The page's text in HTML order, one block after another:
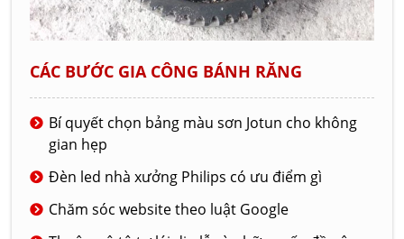
CÁC BƯỚC GIA CÔNG BÁNH RĂNG
Bí quyết chọn bảng màu sơn Jotun cho không
gian hẹp
Đèn led nhà xưởng Philips có ưu điểm gì
Chăm sóc website theo luật Google